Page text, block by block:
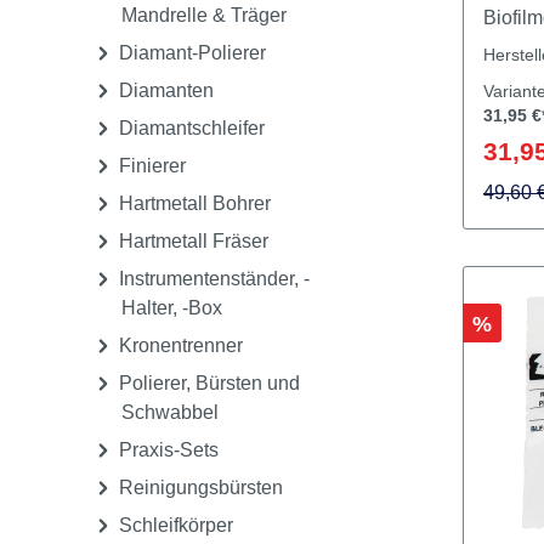
Mandrelle & Träger
Diamant-Polierer
Diamanten
Diamantschleifer
Finierer
Hartmetall Bohrer
Hartmetall Fräser
Instrumentenständer, -
Halter, -Box
Kronentrenner
Polierer, Bürsten und
Schwabbel
Praxis-Sets
Reinigungsbürsten
Schleifkörper
dem
auch
zu
31,95
49,60
Rabatt
%